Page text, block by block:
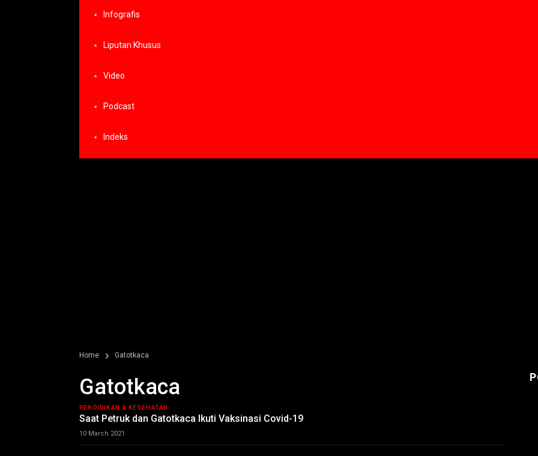
Infografis
Liputan Khusus
Video
Podcast
Indeks
Home Gatotkaca
Gatotkaca
PENDIDIKAN & KESEHATAN
Saat Petruk dan Gatotkaca Ikuti Vaksinasi Covid-19
10 March 2021